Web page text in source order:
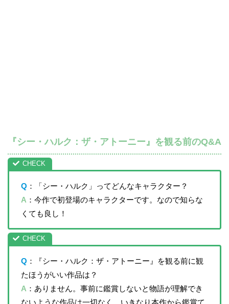
『シー・ハルク：ザ・アトーニー』を観る前のQ&A
Q ：「シー・ハルク」ってどんなキャラクター？
A ：今作で初登場のキャラクターです。なので知らな
くても良し！
Q ：『シー・ハルク：ザ・アトーニー』を観る前に観
たほうがいい作品は？
A ：ありません。事前に鑑賞しないと物語が理解でき
ないような作品は一切なく、いきなり本作から鑑賞て